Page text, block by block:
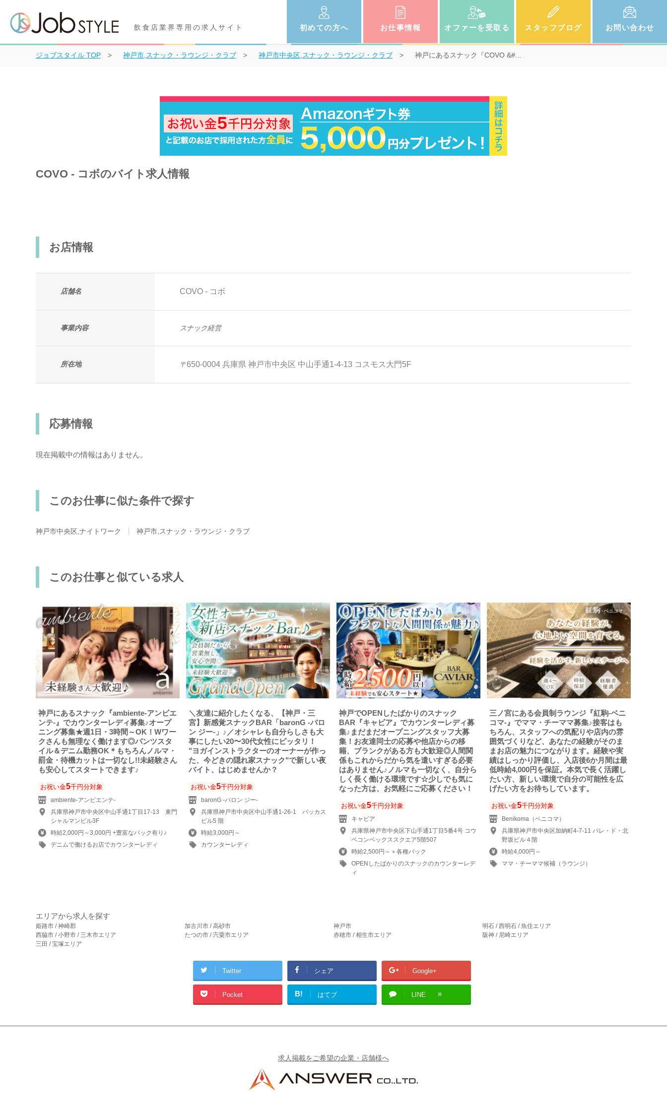
飲食店業界専用の求人サイト 初めての方へ お仕事情報 オファーを受取る スタッフブログ お問い合わせ
ジョブスタイル TOP 神戸市,スナック・ラウンジ・クラブ 神戸市中央区,スナック・ラウンジ・クラブ 神戸にあるスナック『COVO &#...
COVO - コボのバイト求人情報
お店情報
店舗名 COVO - コボ
事業内容 スナック経営
所在地 〒650-0004 兵庫県 神戸市中央区 中山手通1-4-13 コスモス大門5F
応募情報
現在掲載中の情報はありません。
このお仕事に似た条件で探す
神戸市中央区,ナイトワーク 神戸市,スナック・ラウンジ・クラブ
このお仕事と似ている求人
神戸にあるスナック『ambiente-アンビエ
ンテ-』でカウンターレディ募集♪オープ
ニング募集★週1日・3時間～OK！Wワー
クさんも無理なく働けます◎パンツスタ
イル＆デニム勤務OK＊もちろんノルマ・
罰金・待機カットは一切なし!!未経験さん
も安心してスタートできます♪
お祝い金5千円分対象
ambiente-アンビエンテ-
兵庫県神戸市中央区中山手通1丁目17-13 東門
シャルマンビル3F
時給2,000円～3,000円 +豊富なバック有り♪
デニムで働けるお店でカウンターレディ
＼友達に紹介したくなる、【神戸・三
宮】新感覚スナックBAR「baronG -バロ
ン ジー-」♪／オシャレも自分らしさも大
事にしたい20〜30代女性にピッタリ！
"ヨガインストラクターのオーナーが作っ
た、今どきの隠れ家スナック"で新しい夜
バイト、はじめませんか？
お祝い金5千円分対象
baronG -バロン ジー-
兵庫県神戸市中央区中山手通1-26-1 バッカス
ビル5 階
時給3,000円～
カウンターレディ
神戸でOPENしたばかりのスナック
BAR『キャビア』でカウンターレディ募
集♪まだまだオープニングスタッフ大募
集！お友達同士の応募や他店からの移
籍、ブランクがある方も大歓迎◎人間関
係もこれからだから気を遣いすぎる必要
はありません♪ノルマも一切なく、自分ら
しく長く働ける環境です☆少しでも気に
なった方は、お気軽にご応募ください！
お祝い金5千円分対象
キャビア
兵庫県神戸市中央区下山手通1丁目5番4号 コウ
ベコンベックススクエア5階507
時給2,500円～＋各種バック
OPENしたばかりのスナックのカウンターレデ
ィ
三ノ宮にある会員制ラウンジ『紅駒-ベニ
コマ-』でママ・チーママ募集♪接客はも
ちろん、スタッフへの気配りや店内の雰
囲気づくりなど、あなたの経験がそのま
まお店の魅力につながります。経験や実
績はしっかり評価し、入店後6か月間は最
低時給4,000円を保証。本気で長く活躍し
たい方、新しい環境で自分の可能性を広
げたい方をお待ちしています。
お祝い金5千円分対象
Benikoma（ベニコマ）
兵庫県神戸市中央区加納町4-7-11 パレ・ド・北
野坂ビル４階
時給4,000円～
ママ・チーママ候補（ラウンジ）
エリアから求人を探す
姫路市 / 神崎郡 加古川市 / 高砂市 神戸市
明石 / 西明石 / 魚住エリア
西脇市 / 小野市 / 三木市エリア
たつの市 / 宍粟市エリア 赤穂市 / 相生市エリア
阪神 / 尼崎エリア
三田 / 宝塚エリア
Twitter シェア Google+
Pocket B! はてブ LINE
求人掲載をご希望の企業・店舗様へ